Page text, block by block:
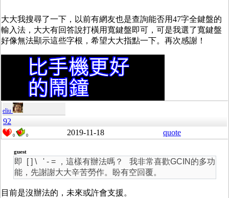
大大我搜尋了一下，以前有網友也是查詢能否用47字全鍵盤的
輸入法，大大有回答說打橫用寬鍵盤即可，可是我選了寬鍵盤
好像無法顯示這些字根，希望大大指點一下。再次感謝！
eliu
92
0 0 2019-11-18 quote
guest
即 [ ] \ ' - = ，這樣有辦法嗎？ 我非常喜歡GCIN的多功
能，先謝謝大大辛苦勞作。盼有空回覆。
目前是沒辦法的，未來或許會支援。